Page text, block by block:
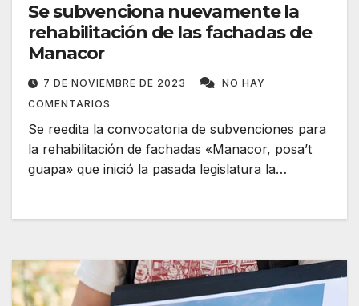
Se subvenciona nuevamente la
rehabilitación de las fachadas de
Manacor
7 DE NOVIEMBRE DE 2023
NO HAY
COMENTARIOS
Se reedita la convocatoria de subvenciones para
la rehabilitación de fachadas «Manacor, posa’t
guapa» que inició la pasada legislatura la…